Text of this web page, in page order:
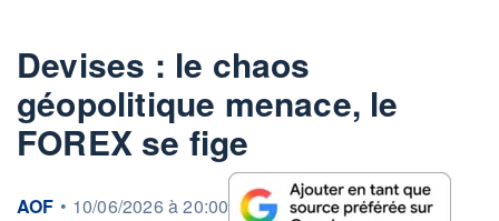
Devises : le chaos
géopolitique menace, le
FOREX se fige
information fournie par
AOF • 10/06/2026 à 20:00